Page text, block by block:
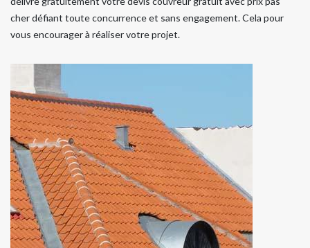
cher défiant toute concurrence et sans engagement. Cela pour
vous encourager à réaliser votre projet.